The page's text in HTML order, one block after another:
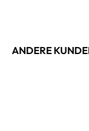
ANDERE